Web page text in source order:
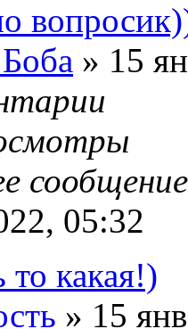
» 15
05:32
то какая!)
» 15